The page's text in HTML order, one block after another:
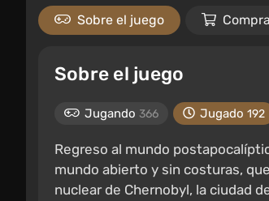
Sobre el juego
Sobre el juego
Jugando 366 Jugado 192
Regreso al mundo
mundo abierto y sin costuras,
nuclear de Chernobyl, la ciudad